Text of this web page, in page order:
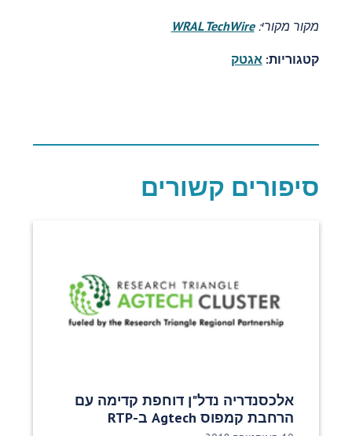
מקור מקורי:WRAL TechWire
קטגוריות: אגטק
סיפורים קשורים
אלכסנדריה נדל"ן דוחפת קדימה עם
הרחבת קמפוס Agtech ב-RTP